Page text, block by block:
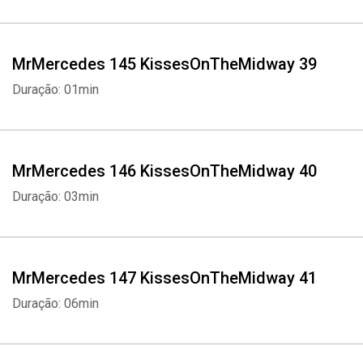
MrMercedes 145 KissesOnTheMidway 39
Duração: 01min
MrMercedes 146 KissesOnTheMidway 40
Duração: 03min
MrMercedes 147 KissesOnTheMidway 41
Duração: 06min